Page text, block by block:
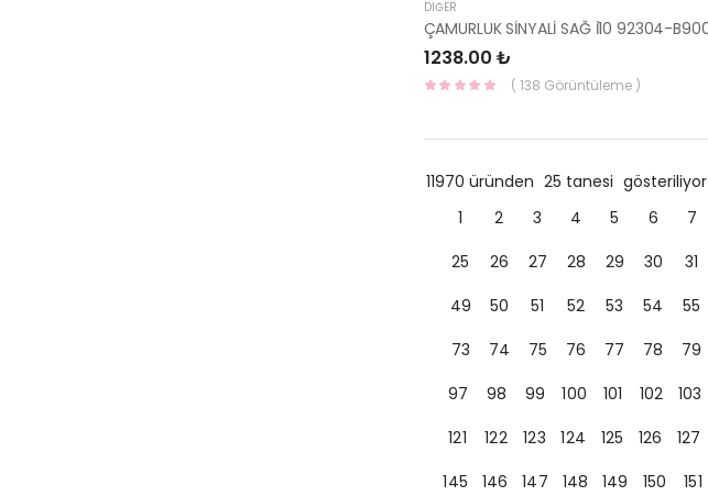
DIĞER
1238.00 ₺
( 138 Görüntüleme )
11970 üründen 25 tanesi gösteriliyor
1
2 3 4 5 6 7
25
26 27 28 29 30 31
49
50 51 52 53 54 55
73
74 75 76 77 78 79
97
98 99 100 101 102 103
121
122 123 124 125 126 127
145
146 147 148 149 150 151